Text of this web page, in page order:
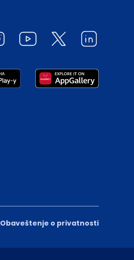
Obaveštenje o privatnosti